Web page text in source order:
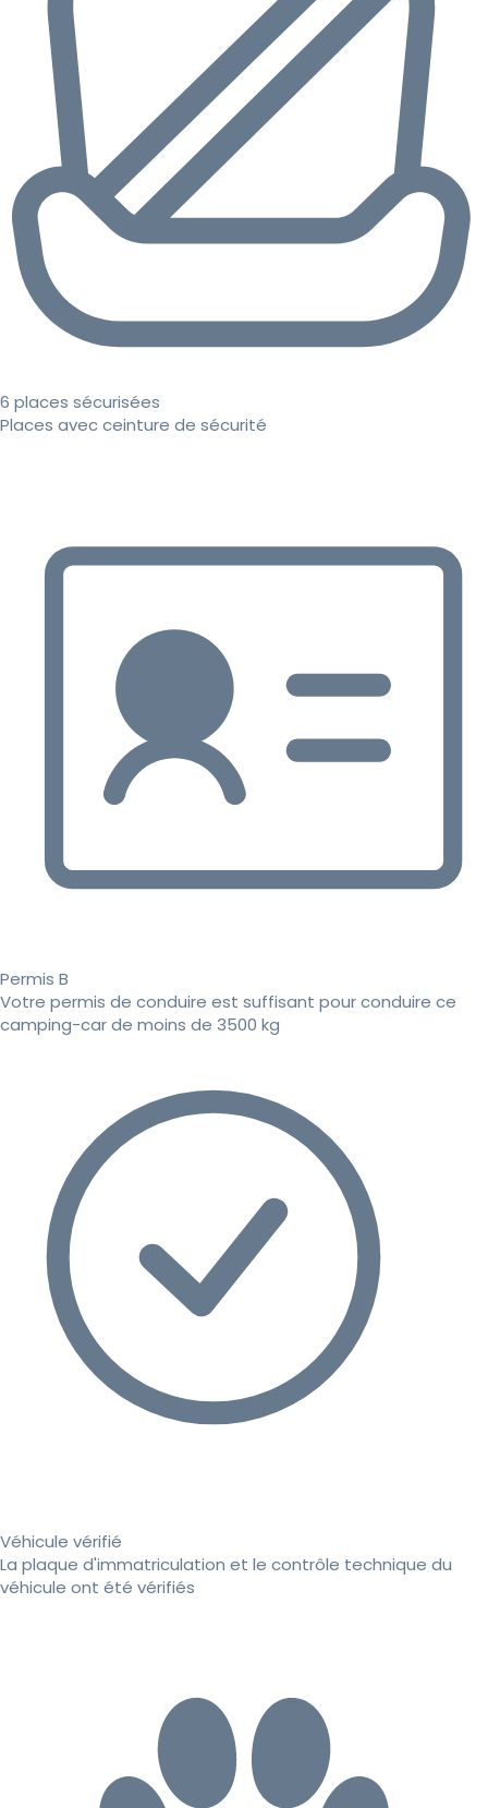
6 places sécurisées
Places avec ceinture de sécurité
Permis B
Votre permis de conduire est suffisant pour conduire ce
camping-car de moins de 3500 kg
Véhicule vérifié
La plaque d'immatriculation et le contrôle technique du
véhicule ont été vérifiés